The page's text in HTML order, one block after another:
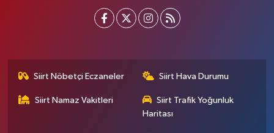
Siirt Nöbetçi Eczaneler Siirt Hava Durumu
Siirt Namaz Vakitleri
Siirt Trafik Yoğunluk
Haritası